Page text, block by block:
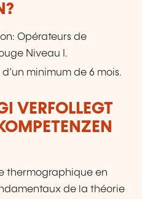
Opérateurs de
Niveau I.
minimum de 6 mois.
VERFOLLEGT
thermographique en
de la théorie